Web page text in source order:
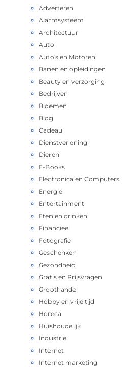
Adverteren
Alarmsysteem
Architectuur
Auto
Auto's en Motoren
Banen en opleidingen
Beauty en verzorging
Bedrijven
Bloemen
Blog
Cadeau
Dienstverlening
Dieren
E-Books
Electronica en Computers
Energie
Entertainment
Eten en drinken
Financieel
Fotografie
Geschenken
Gezondheid
Gratis en Prijsvragen
Groothandel
Hobby en vrije tijd
Horeca
Huishoudelijk
Industrie
Internet
Internet marketing